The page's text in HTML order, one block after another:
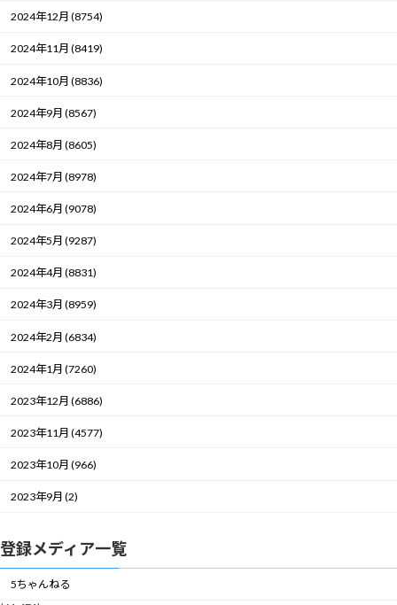
2024年12月 (8754)
2024年11月 (8419)
2024年10月 (8836)
2024年9月 (8567)
2024年8月 (8605)
2024年7月 (8978)
2024年6月 (9078)
2024年5月 (9287)
2024年4月 (8831)
2024年3月 (8959)
2024年2月 (6834)
2024年1月 (7260)
2023年12月 (6886)
2023年11月 (4577)
2023年10月 (966)
2023年9月 (2)
登録メディア一覧
5ちゃんねる